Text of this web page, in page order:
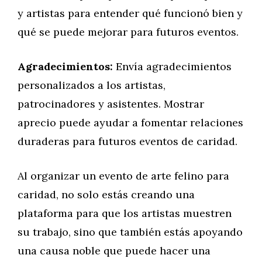
y artistas para entender qué funcionó bien y
qué se puede mejorar para futuros eventos.
Agradecimientos: Envía agradecimientos
personalizados a los artistas,
patrocinadores y asistentes. Mostrar
aprecio puede ayudar a fomentar relaciones
duraderas para futuros eventos de caridad.
Al organizar un evento de arte felino para
caridad, no solo estás creando una
plataforma para que los artistas muestren
su trabajo, sino que también estás apoyando
una causa noble que puede hacer una